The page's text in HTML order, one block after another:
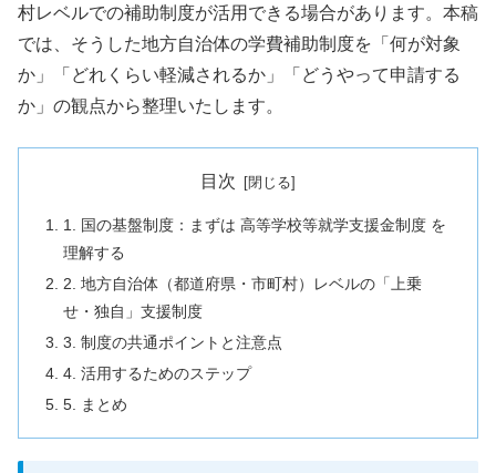
村レベルでの補助制度が活用できる場合があります。本稿
では、そうした地方自治体の学費補助制度を「何が対象
か」「どれくらい軽減されるか」「どうやって申請する
か」の観点から整理いたします。
目次
1. 国の基盤制度：まずは 高等学校等就学支援金制度 を
理解する
2. 地方自治体（都道府県・市町村）レベルの「上乗
せ・独自」支援制度
3. 制度の共通ポイントと注意点
4. 活用するためのステップ
5. まとめ